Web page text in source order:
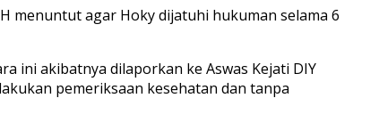
menuntut agar Hoky dijatuhi hukuman selama 6
ini akibatnya dilaporkan ke Aswas Kejati DIY
pemeriksaan kesehatan dan tanpa